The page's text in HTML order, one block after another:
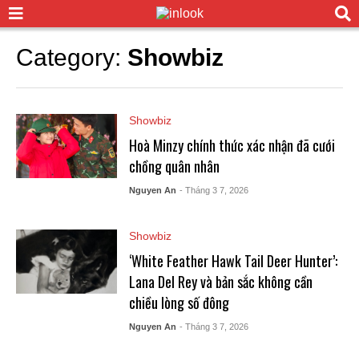
Category: Showbiz
Showbiz
Hoà Minzy chính thức xác nhận đã cưới
chồng quân nhân
Nguyen An - Tháng 3 7, 2026
Showbiz
‘White Feather Hawk Tail Deer Hunter’:
Lana Del Rey và bản sắc không cần
chiều lòng số đông
Nguyen An - Tháng 3 7, 2026